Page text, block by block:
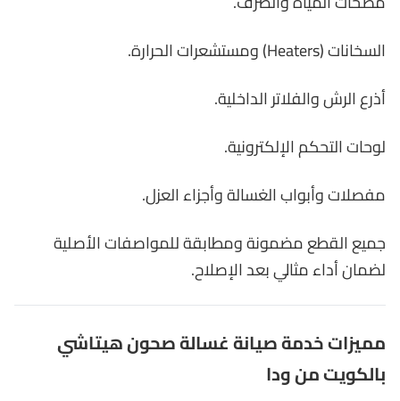
السخانات (Heaters) ومستشعرات الحرارة.
أذرع الرش والفلاتر الداخلية.
لوحات التحكم الإلكترونية.
مفصلات وأبواب الغسالة وأجزاء العزل.
جميع القطع مضمونة ومطابقة للمواصفات الأصلية
لضمان أداء مثالي بعد الإصلاح.
مميزات خدمة صيانة غسالة صحون هيتاشي
بالكويت من ودا